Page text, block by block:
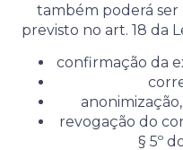
também poderá
previsto no art. 18 da
confirmação da
revogação do
§ 5º